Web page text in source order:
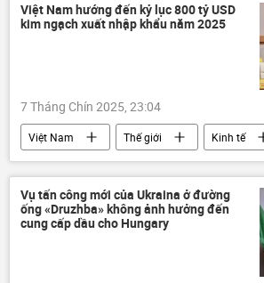
Việt Nam hướng đến kỷ lục 800 tỷ USD
kim ngạch xuất nhập khẩu năm 2025
7 Tháng Chín 2025, 23:04
Việt Nam Thế giới
Kinh tế
xuất nhập khẩu
Bộ Công Thương
thương mại
doanh nghiệp
Vụ tấn công mới của Ukraina ở đường
ống «Druzhba» không ảnh hưởng đến
cung cấp dầu cho Hungary